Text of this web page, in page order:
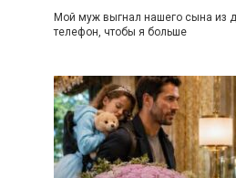
Мой муж выгнал нашего сына из
телефон, чтобы я больше